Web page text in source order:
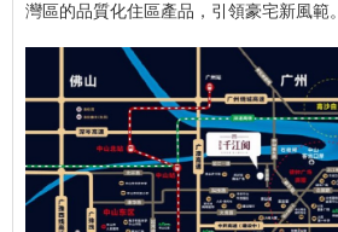
灣區的品質化住區產品，引領豪宅新風範。